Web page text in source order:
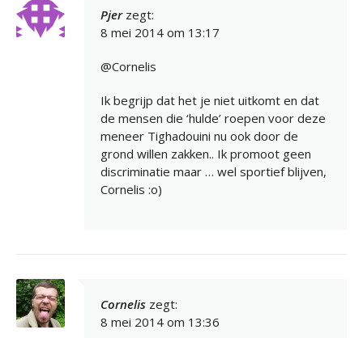
Pjer zegt:
8 mei 2014 om 13:17
@Cornelis
Ik begrijp dat het je niet uitkomt en dat
de mensen die ‘hulde’ roepen voor deze
meneer Tighadouini nu ook door de
grond willen zakken.. Ik promoot geen
discriminatie maar … wel sportief blijven,
Cornelis :o)
Cornelis zegt:
8 mei 2014 om 13:36